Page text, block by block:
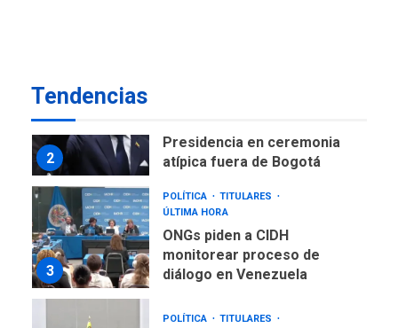
Tendencias
2
Presidencia en ceremonia
atípica fuera de Bogotá
3
POLÍTICA
TITULARES
ÚLTIMA HORA
ONGs piden a CIDH
monitorear proceso de
diálogo en Venezuela
POLÍTICA
TITULARES